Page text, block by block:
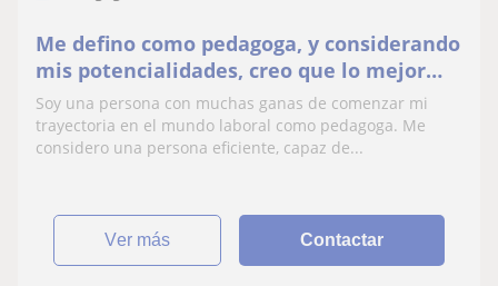
Me defino como pedagoga, y considerando
mis potencialidades, creo que lo mejor
sería que diera apoyo de aprendizaje.
Soy una persona con muchas ganas de comenzar mi
trayectoria en el mundo laboral como pedagoga. Me
considero una persona eficiente, capaz de...
ver más Contactar